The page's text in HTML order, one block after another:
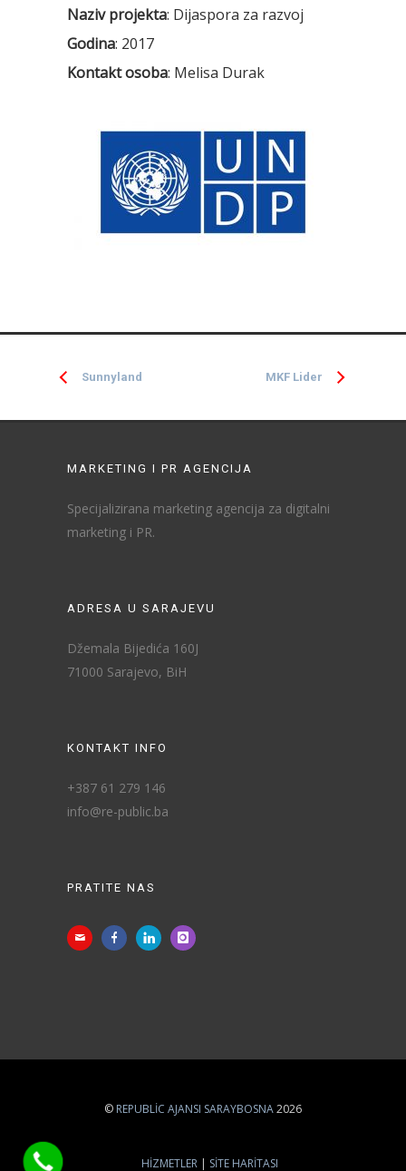
Naziv projekta: Dijaspora za razvoj
Godina: 2017
Kontakt osoba: Melisa Durak
Sunnyland MKF Lider
MARKETING I PR AGENCIJA
Specijalizirana marketing agencija za digitalni
marketing i PR.
ADRESA U SARAJEVU
Džemala Bijedića 160J
71000 Sarajevo, BiH
KONTAKT INFO
+387 61 279 146
info@re-public.ba
PRATITE NAS
© REPUBLIC AJANSI SARAYBOSNA2026
HIZMETLER SITE HARITASI